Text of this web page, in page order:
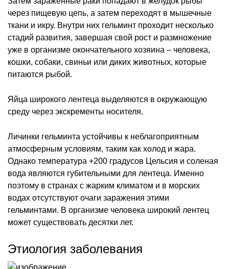
через пищевую цепь, а затем переходят в мышечные
ткани и икру. Внутри них гельминт проходит несколько
стадий развития, завершая свой рост и размножение
уже в организме окончательного хозяина – человека,
кошки, собаки, свиньи или диких животных, которые
питаются рыбой.
Яйца широкого лентеца выделяются в окружающую
среду через экскременты носителя.
Личинки гельминта устойчивы к неблагоприятным
атмосферным условиям, таким как холод и жара.
Однако температура +200 градусов Цельсия и соленая
вода являются губительными для лентеца. Именно
поэтому в странах с жарким климатом и в морских
водах отсутствуют очаги заражения этими
гельминтами. В организме человека широкий лентец
может существовать десятки лет.
Этиология заболевания